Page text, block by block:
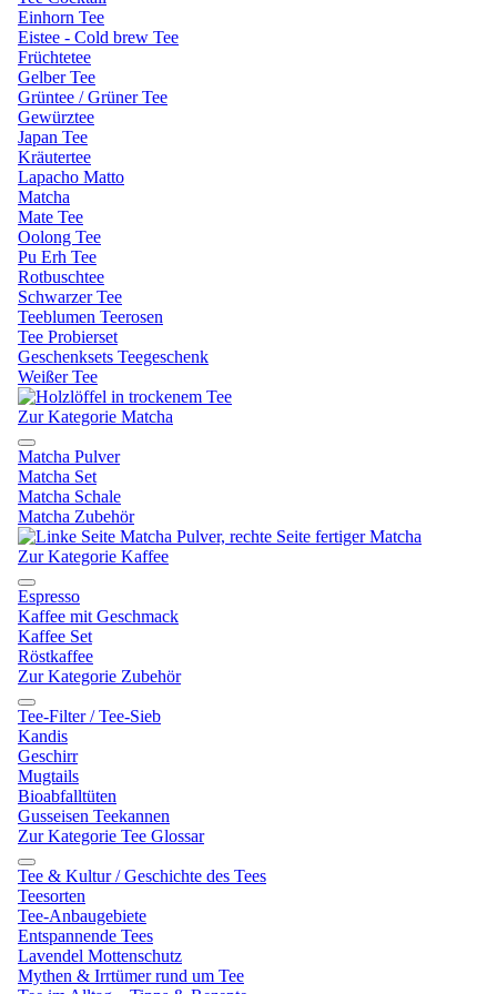
Einhorn Tee
Eistee - Cold brew Tee
Früchtetee
Gelber Tee
Grüntee / Grüner Tee
Gewürztee
Japan Tee
Kräutertee
Lapacho Matto
Matcha
Mate Tee
Oolong Tee
Pu Erh Tee
Rotbuschtee
Schwarzer Tee
Teeblumen Teerosen
Tee Probierset
Geschenksets Teegeschenk
Weißer Tee
Zur Kategorie Matcha
Matcha Pulver
Matcha Set
Matcha Schale
Matcha Zubehör
Zur Kategorie Kaffee
Espresso
Kaffee mit Geschmack
Kaffee Set
Röstkaffee
Zur Kategorie Zubehör
Tee-Filter / Tee-Sieb
Kandis
Geschirr
Mugtails
Bioabfalltüten
Gusseisen Teekannen
Zur Kategorie Tee Glossar
Tee & Kultur / Geschichte des Tees
Teesorten
Tee-Anbaugebiete
Entspannende Tees
Lavendel Mottenschutz
Mythen & Irrtümer rund um Tee